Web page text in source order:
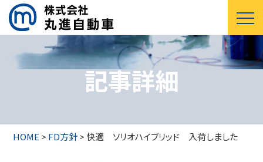
記事詳細
HOME> FD方針> 快適 ソリオハイブリッド 入荷しました